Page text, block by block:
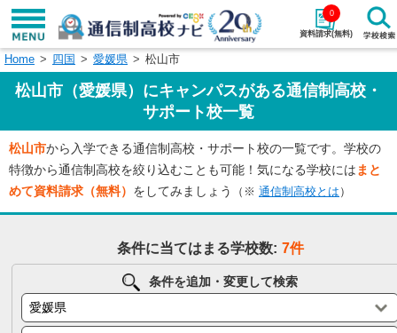
資料請求(無料)
0
学校名で探す
エリアから探す 特徴から探す
エリアを選択して探す
北陸・甲信越
近畿 中国
Home 四国 愛媛県 松山市
松山市（愛媛県）にキャンパスがある通信制高校・
サポート校一覧
松山市から入学できる通信制高校・サポート校の一覧です。学校の
特徴から通信制高校を絞り込むことも可能！気になる学校には まと
めて資料請求（無料） をしてみましょう （※ 通信制高校とは ）
条件に当てはまる学校数: 7件
条件を追加・変更して検索